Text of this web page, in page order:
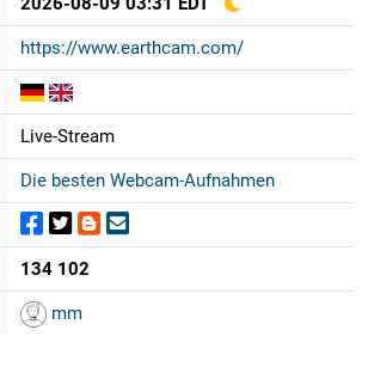
https://www.earthcam.com/
Live-Stream
Die besten Webcam-Aufnahmen
134 102
mm